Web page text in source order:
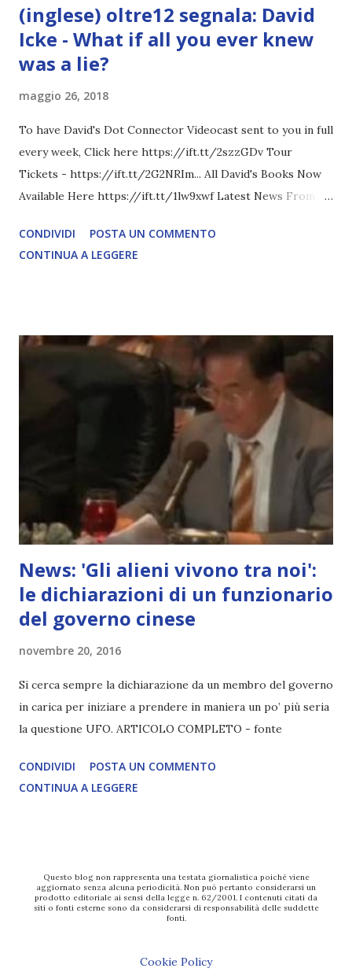
(inglese) oltre12 segnala: David
Icke - What if all you ever knew
was a lie?
maggio 26, 2018
To have David's Dot Connector Videocast sent to you in full
every week, Click here https://ift.tt/2szzGDv Tour
Tickets - https://ift.tt/2G2NRIm... All David's Books Now
Available Here https://ift.tt/1lw9xwf Latest News From
COMPLETO - fonte
CONDIVIDI
POSTA UN COMMENTO
CONTINUA A LEGGERE
News: 'Gli alieni vivono tra noi':
le dichiarazioni di un funzionario
del governo cinese
novembre 20, 2016
Si cerca sempre la dichiarazione da un membro del governo
in carica per iniziare a prendere in maniera un po’ più seria
la questione UFO. ARTICOLO COMPLETO - fonte
CONDIVIDI
POSTA UN COMMENTO
CONTINUA A LEGGERE
Questo blog non rappresenta una testata giornalistica poiché viene
aggiornato senza alcuna periodicità. Non può pertanto considerarsi un
prodotto editoriale ai sensi della legge n. 62/2001. I contenuti citati da
siti o fonti esterne sono da considerarsi di responsabilità delle suddette
fonti.
Cookie Policy